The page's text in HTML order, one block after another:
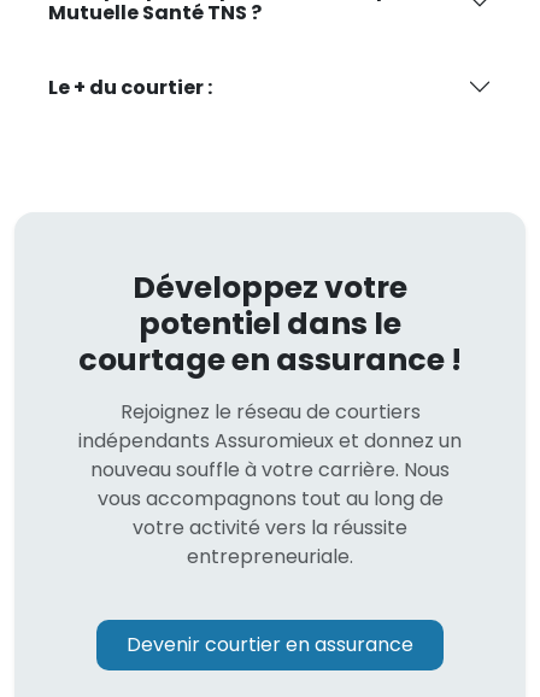
Mutuelle Santé TNS ?
Le + du courtier :
Développez votre
potentiel dans le
courtage en assurance !
Rejoignez le réseau de courtiers
indépendants Assuromieux et donnez un
nouveau souffle à votre carrière. Nous
vous accompagnons tout au long de
votre activité vers la réussite
entrepreneuriale.
Devenir courtier en assurance